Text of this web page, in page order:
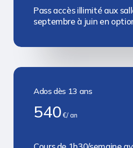
Pass accès illimité aux
septembre à juin en
Ados dès 13 ans
540 €/ an